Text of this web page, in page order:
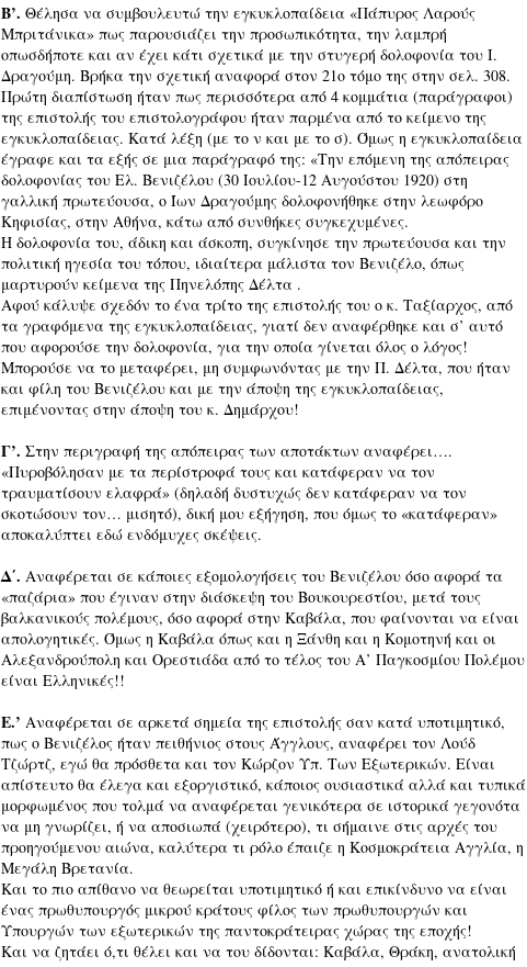
Β’. Θέλησα να συμβουλευτώ την εγκυκλοπαίδεια «Πάπυρος Λαρούς
Μπριτάνικα» πως παρουσιάζει την προσωπικότητα, την λαμπρή
οπωσδήποτε και αν έχει κάτι σχετικά με την στυγερή δολοφονία του Ι.
Δραγούμη. Βρήκα την σχετική αναφορά στον 21ο τόμο της στην σελ. 308.
Πρώτη διαπίστωση ήταν πως περισσότερα από 4 κομμάτια (παράγραφοι)
της επιστολής του επιστολογράφου ήταν παρμένα από το κείμενο της
εγκυκλοπαίδειας. Κατά λέξη (με το ν και με το σ). Όμως η εγκυκλοπαίδεια
έγραφε και τα εξής σε μια παράγραφό της: «Την επόμενη της απόπειρας
δολοφονίας του Ελ. Βενιζέλου (30 Ιουλίου-12 Αυγούστου 1920) στη
γαλλική πρωτεύουσα, ο Ίων Δραγούμης δολοφονήθηκε στην λεωφόρο
Κηφισίας, στην Αθήνα, κάτω από συνθήκες συγκεχυμένες.
Η δολοφονία του, άδικη και άσκοπη, συγκίνησε την πρωτεύουσα και την
πολιτική ηγεσία του τόπου, ιδιαίτερα μάλιστα τον Βενιζέλο, όπως
μαρτυρούν κείμενα της Πηνελόπης Δέλτα .
Αφού κάλυψε σχεδόν το ένα τρίτο της επιστολής του ο κ. Ταξίαρχος, από
τα γραφόμενα της εγκυκλοπαίδειας, γιατί δεν αναφέρθηκε και σ’ αυτό
που αφορούσε την δολοφονία, για την οποία γίνεται όλος ο λόγος!
Μπορούσε να το μεταφέρει, μη συμφωνόντας με την Π. Δέλτα, που ήταν
και φίλη του Βενιζέλου και με την άποψη της εγκυκλοπαίδειας,
επιμένοντας στην άποψη του κ. Δημάρχου!
Γ’. Στην περιγραφή της απόπειρας των αποτάκτων αναφέρει….
«Πυροβόλησαν με τα περίστροφά τους και κατάφεραν να τον
τραυματίσουν ελαφρά» (δηλαδή δυστυχώς δεν κατάφεραν να τον
σκοτώσουν τον… μισητό), δική μου εξήγηση, που όμως το «κατάφεραν»
αποκαλύπτει εδώ ενδόμυχες σκέψεις.
Δ΄. Αναφέρεται σε κάποιες εξομολογήσεις του Βενιζέλου όσο αφορά τα
«παζάρια» που έγιναν στην διάσκεψη του Βουκουρεστίου, μετά τους
βαλκανικούς πολέμους, όσο αφορά στην Καβάλα, που φαίνονται να είναι
απολογητικές. Όμως η Καβάλα όπως και η Ξάνθη και η Κομοτηνή και οι
Αλεξανδρούπολη και Ορεστιάδα από το τέλος του Α’ Παγκοσμίου Πολέμου
είναι Ελληνικές!!
Ε.’ Αναφέρεται σε αρκετά σημεία της επιστολής σαν κατά υποτιμητικό,
πως ο Βενιζέλος ήταν πειθήνιος στους Άγγλους, αναφέρει τον Λούδ
Τζώρτζ, εγώ θα πρόσθετα και τον Κώρζον Υπ. Των Εξωτερικών. Είναι
απίστευτο θα έλεγα και εξοργιστικό, κάποιος ουσιαστικά αλλά και τυπικά
μορφωμένος που τολμά να αναφέρεται γενικότερα σε ιστορικά γεγονότα
να μη γνωρίζει, ή να αποσιωπά (χειρότερο), τι σήμαινε στις αρχές του
προηγούμενου αιώνα, καλύτερα τι ρόλο έπαιζε η Κοσμοκράτεια Αγγλία, η
Μεγάλη Βρετανία.
Και το πιο απίθανο να θεωρείται υποτιμητικό ή και επικίνδυνο να είναι
ένας πρωθυπουργός μικρού κράτους φίλος των πρωθυπουργών και
Υπουργών των εξωτερικών της παντοκράτειρας χώρας της εποχής!
Και να ζητάει ό,τι θέλει και να του δίδονται: Καβάλα, Θράκη, ανατολική